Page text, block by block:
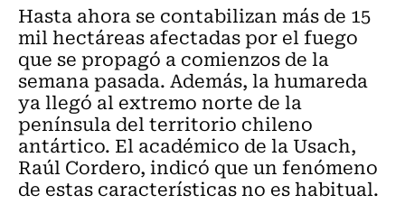
Hasta ahora se contabilizan más de 15
mil hectáreas afectadas por el fuego
que se propagó a comienzos de la
semana pasada. Además, la humareda
ya llegó al extremo norte de la
península del territorio chileno
antártico. El académico de la Usach,
Raúl Cordero, indicó que un fenómeno
de estas características no es habitual.